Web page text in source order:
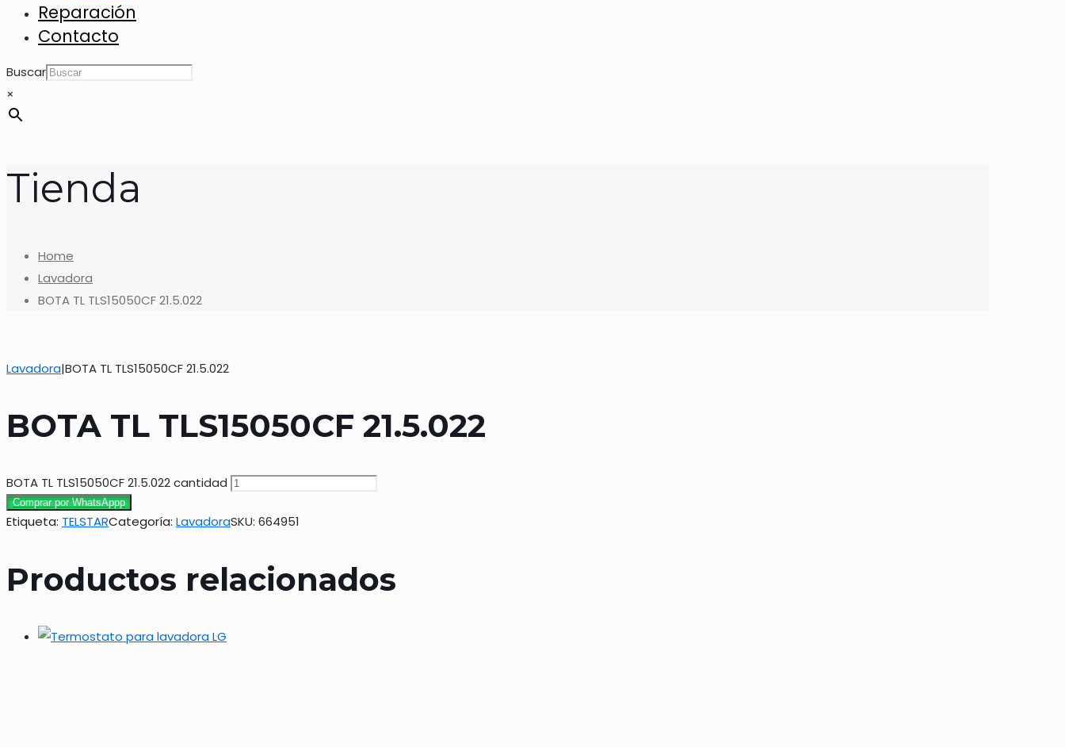
Reparación
Contacto
Buscar
×
Tienda
Home
Lavadora
BOTA TL TLS15050CF 21.5.022
Lavadora|BOTA TL TLS15050CF 21.5.022
BOTA TL TLS15050CF 21.5.022
BOTA TL TLS15050CF 21.5.022 cantidad
Comprar por WhatsAppp
Etiqueta: TELSTARCategoría: LavadoraSKU: 664951
Productos relacionados